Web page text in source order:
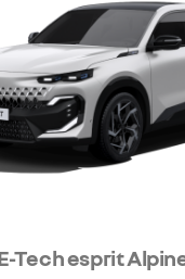
E-Tech esprit